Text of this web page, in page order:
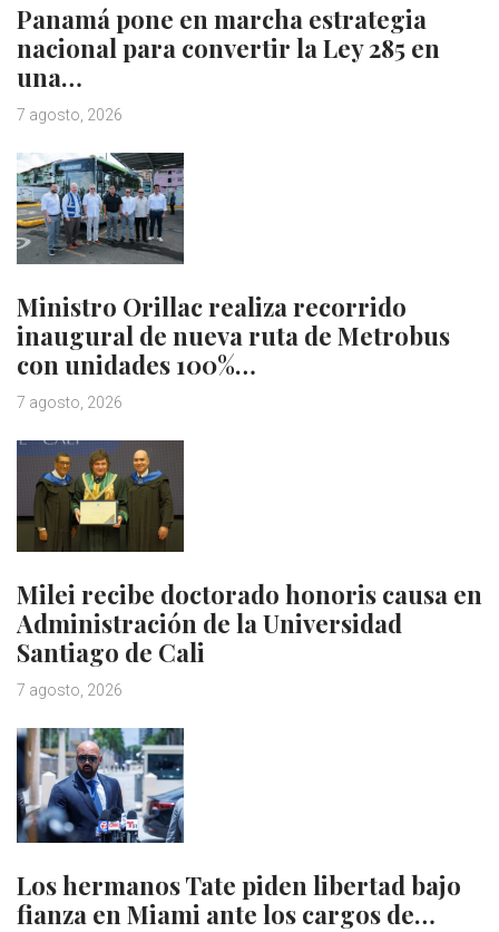
Panamá pone en marcha estrategia
nacional para convertir la Ley 285 en
una…
7 agosto, 2026
Ministro Orillac realiza recorrido
inaugural de nueva ruta de Metrobus
con unidades 100%…
7 agosto, 2026
Milei recibe doctorado honoris causa en
Administración de la Universidad
Santiago de Cali
7 agosto, 2026
Los hermanos Tate piden libertad bajo
fianza en Miami ante los cargos de…